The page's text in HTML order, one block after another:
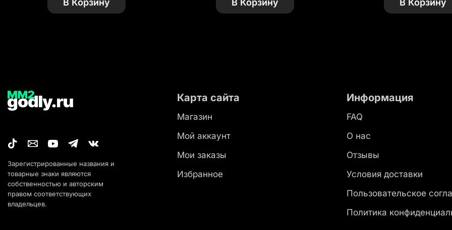
В Корзину В Корзину В Корзину
Зарегистрированные названия и
товарные знаки являются
собственностью и авторским
правом соответствующих
владельцев.
Карта сайта
Магазин
Мой аккаунт
Мои заказы
Избранное
Информация
FAQ
О нас
Отзывы
Условия доставки
Пользовательское
Политика